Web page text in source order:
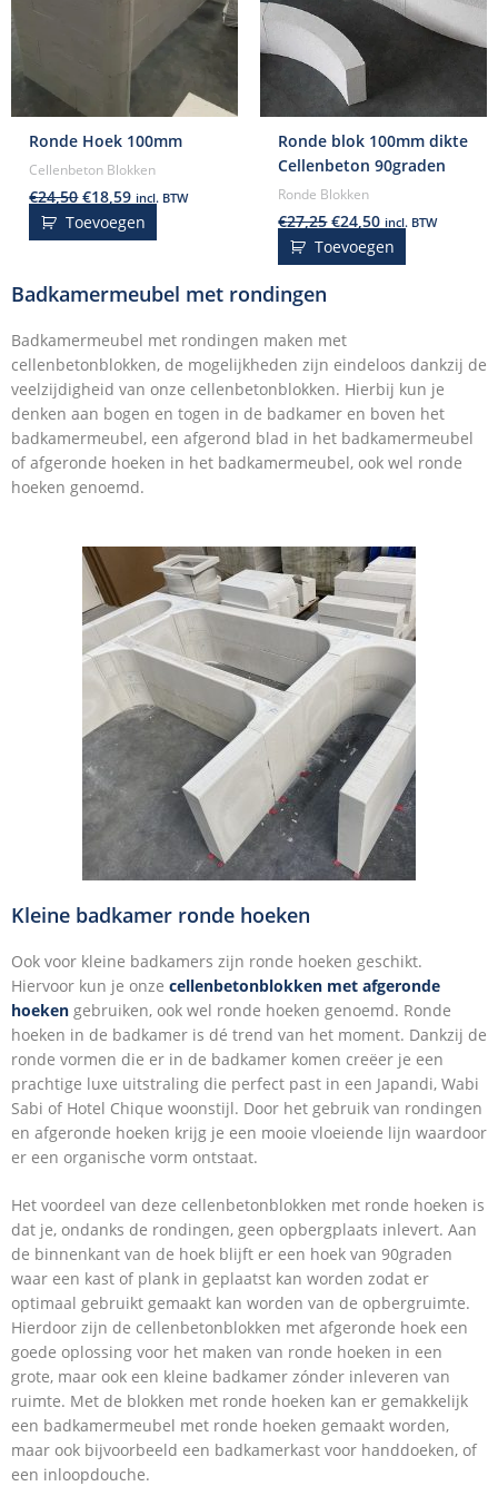
Ronde Hoek 100mm
Cellenbeton Blokken
€24,50 €18,59 incl. BTW
Toevoegen
Ronde blok 100mm dikte
Cellenbeton 90graden
Ronde Blokken
€27,25 €24,50 incl. BTW
Toevoegen
Badkamermeubel met rondingen
Badkamermeubel met rondingen maken met
cellenbetonblokken, de mogelijkheden zijn eindeloos dankzij de
veelzijdigheid van onze cellenbetonblokken. Hierbij kun je
denken aan bogen en togen in de badkamer en boven het
badkamermeubel, een afgerond blad in het badkamermeubel
of afgeronde hoeken in het badkamermeubel, ook wel ronde
hoeken genoemd.
Kleine badkamer ronde hoeken
Ook voor kleine badkamers zijn ronde hoeken geschikt.
Hiervoor kun je onze cellenbetonblokken met afgeronde
hoeken gebruiken, ook wel ronde hoeken genoemd. Ronde
hoeken in de badkamer is dé trend van het moment. Dankzij de
ronde vormen die er in de badkamer komen creëer je een
prachtige luxe uitstraling die perfect past in een Japandi, Wabi
Sabi of Hotel Chique woonstijl. Door het gebruik van rondingen
en afgeronde hoeken krijg je een mooie vloeiende lijn waardoor
er een organische vorm ontstaat.
Het voordeel van deze cellenbetonblokken met ronde hoeken is
dat je, ondanks de rondingen, geen opbergplaats inlevert. Aan
de binnenkant van de hoek blijft er een hoek van 90graden
waar een kast of plank in geplaatst kan worden zodat er
optimaal gebruikt gemaakt kan worden van de opbergruimte.
Hierdoor zijn de cellenbetonblokken met afgeronde hoek een
goede oplossing voor het maken van ronde hoeken in een
grote, maar ook een kleine badkamer zónder inleveren van
ruimte. Met de blokken met ronde hoeken kan er gemakkelijk
een badkamermeubel met ronde hoeken gemaakt worden,
maar ook bijvoorbeeld een badkamerkast voor handdoeken, of
een inloopdouche.